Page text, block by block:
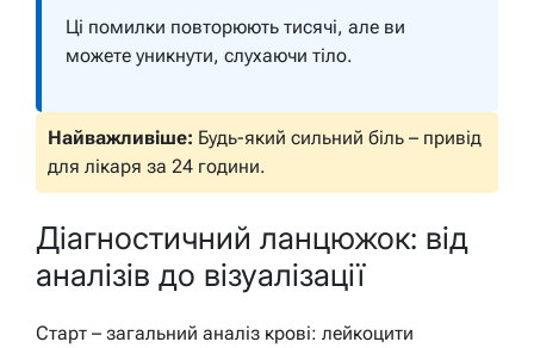
Ці помилки повторюють тисячі, але ви
можете уникнути, слухаючи тіло.
Найважливіше: Будь-який сильний біль – привід
для лікаря за 24 години.
Діагностичний ланцюжок: від
аналізів до візуалізації
Старт – загальний аналіз крові: лейкоцити